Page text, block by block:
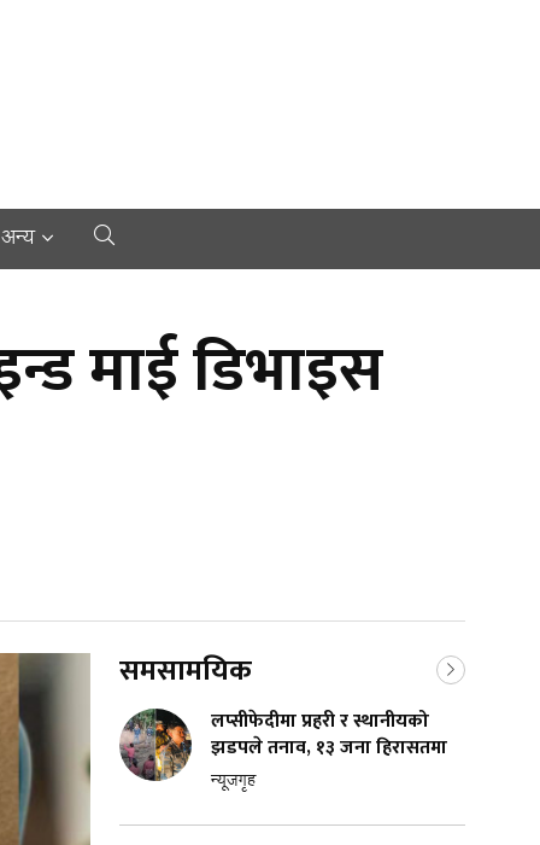
अन्य
माई डिभाइस
समसामयिक
लप्सीफेदीमा प्रहरी र स्थानीयको
झडपले तनाव, १३ जना हिरासतमा
न्यूजगृह